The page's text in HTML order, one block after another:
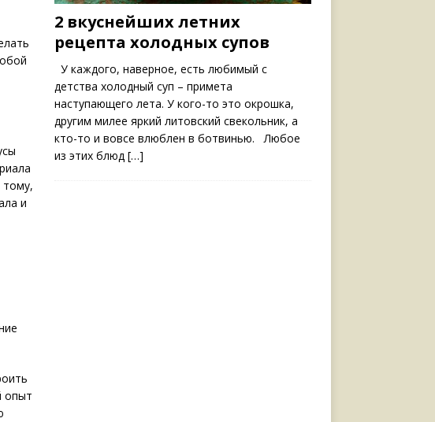
тому,
и
опыт
2 вкуснейших летних
рецепта холодных супов
У каждого, наверное, есть любимый с
детства холодный суп – примета
наступающего лета. У кого-то это окрошка,
другим милее яркий литовский свекольник, а
кто-то и вовсе влюблен в ботвинью. Любое
из этих блюд […]